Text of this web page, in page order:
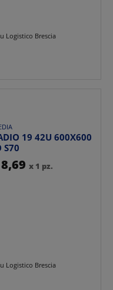
Logistico Brescia
42U 600X600
S70
x 1 pz.
Logistico Brescia